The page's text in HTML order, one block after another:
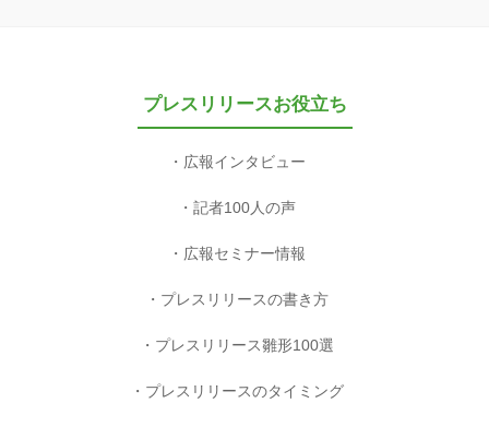
プレスリリースお役立ち
広報インタビュー
記者100人の声
広報セミナー情報
プレスリリースの書き方
プレスリリース雛形100選
プレスリリースのタイミング